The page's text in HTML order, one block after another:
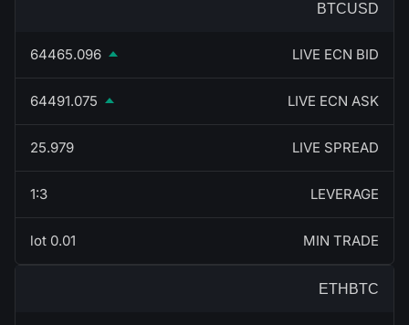
BTCUSD
LIVE ECN BID
64465.096
LIVE ECN ASK
64491.075
LIVE SPREAD
25.979
LEVERAGE
1:3
MIN TRADE
0.01 lot
ETHBTC